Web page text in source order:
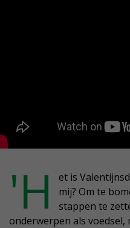
'H
et is
mij? Om te
stappen te
onderwerpen als